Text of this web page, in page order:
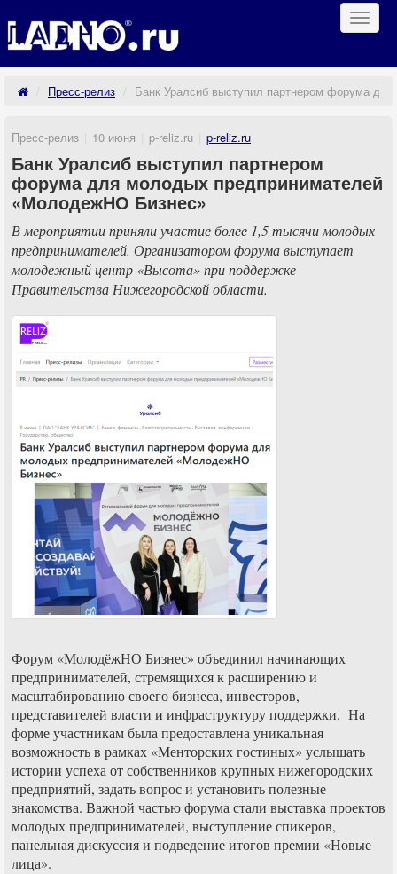
Пресс-релиз Банк Уралсиб выступил партнером форума
Пресс-релиз 10 июня p-reliz.ru p-reliz.ru
Банк Уралсиб выступил партнером
форума для молодых предпринимателей
«МолодежНО Бизнес»
В мероприятии приняли участие более 1,5 тысячи молодых
предпринимателей. Организатором форума выступает
молодежный центр «Высота» при поддержке
Правительства Нижегородской области.
Форум «МолодёжНО Бизнес» объединил начинающих
предпринимателей, стремящихся к расширению и
масштабированию своего бизнеса, инвесторов,
представителей власти и инфраструктуру поддержки. На
форме участникам была предоставлена уникальная
возможность в рамках «Менторских гостиных» услышать
истории успеха от собственников крупных нижегородских
предприятий, задать вопрос и установить полезные
знакомства. Важной частью форума стали выставка проектов
молодых предпринимателей, выступление спикеров,
панельная дискуссия и подведение итогов премии «Новые
лица».